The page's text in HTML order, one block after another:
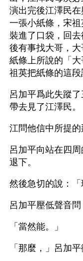
演出完後江澤民
一張小紙條，宋
裝進了口袋，回去
後有事找大哥，大
紙條上所說的「
祖英把紙條的這
呂加平爲此失蹤
帶去見了江澤民。
江問他信中所提的
呂加平向站在四
退下。
然後急切的說：「
呂加平壓低聲音問
「當然能。」
「那麼，」呂加